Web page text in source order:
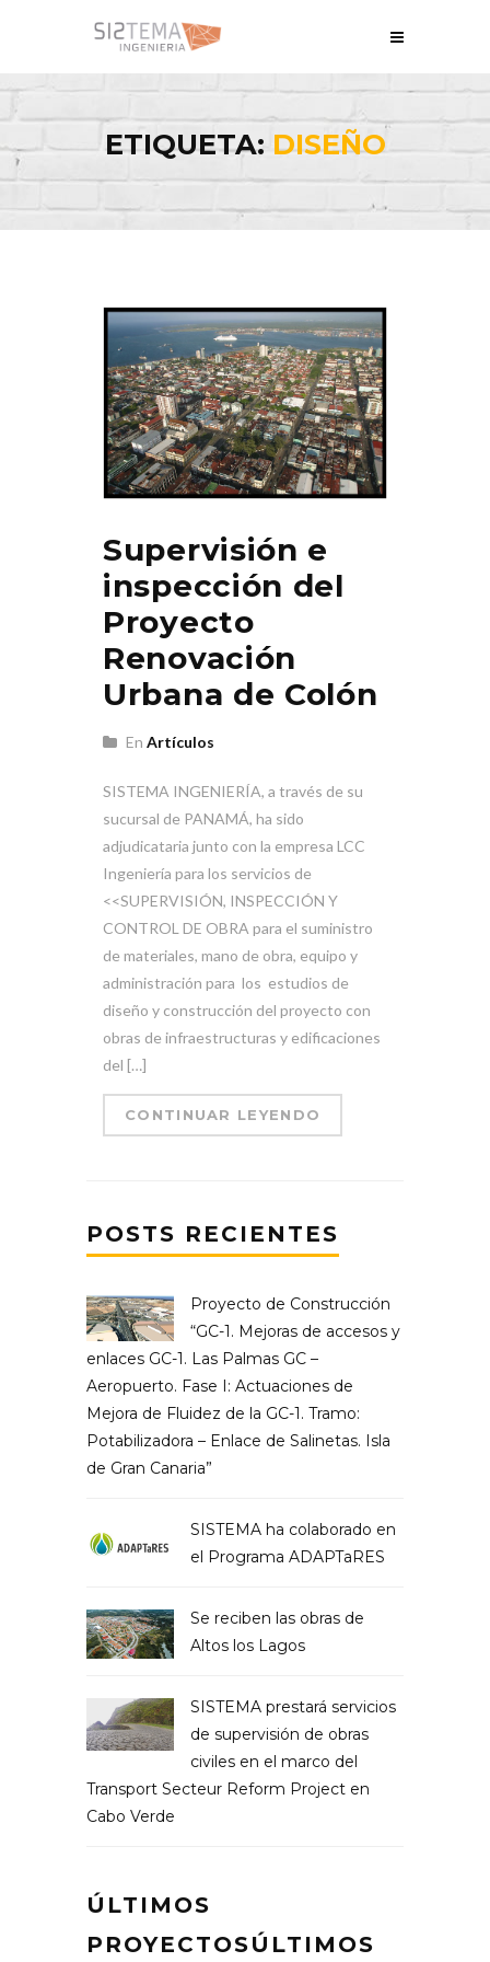
ETIQUETA: DISEÑO
Supervisión e
inspección del
Proyecto
Renovación
Urbana de Colón
En Artículos
SISTEMA INGENIERÍA, a través de su
sucursal de PANAMÁ, ha sido
adjudicataria junto con la empresa LCC
Ingeniería para los servicios de
<<SUPERVISIÓN, INSPECCIÓN Y
CONTROL DE OBRA para el suministro
de materiales, mano de obra, equipo y
administración para los estudios de
diseño y construcción del proyecto con
obras de infraestructuras y edificaciones
del […]
CONTINUAR LEYENDO
POSTS RECIENTES
Proyecto de Construcción
“GC-1. Mejoras de accesos y
enlaces GC-1. Las Palmas GC –
Aeropuerto. Fase I: Actuaciones de
Mejora de Fluidez de la GC-1. Tramo:
Potabilizadora – Enlace de Salinetas. Isla
de Gran Canaria”
SISTEMA ha colaborado en
el Programa ADAPTaRES
Se reciben las obras de
Altos los Lagos
SISTEMA prestará servicios
de supervisión de obras
civiles en el marco del
Transport Secteur Reform Project en
Cabo Verde
ÚLTIMOS
PROYECTOSÚLTIMOS